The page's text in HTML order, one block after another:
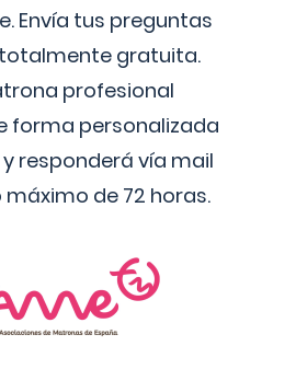
Envía tus preguntas
gratuita.
profesional
forma personalizada
responderá vía mail
máximo de 72 horas.